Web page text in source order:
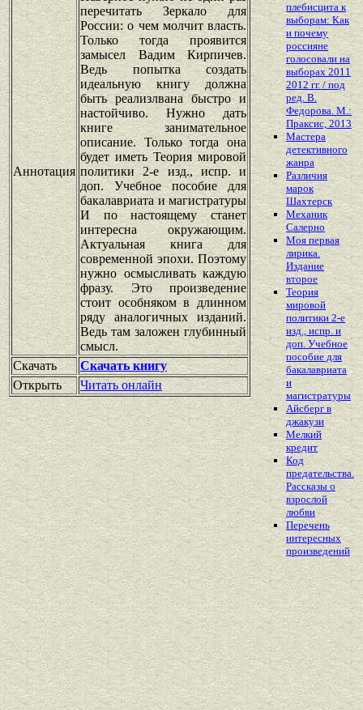
Аннотация
перечитать Зеркало для
России: о чем молчит власть.
Только тогда проявится
замысел Вадим Кирпичев.
Ведь попытка создать
идеальную книгу должна
быть реализлвана быстро и
настойчиво. Нужно дать
книге занимательное
описание. Только тогда она
будет иметь Теория мировой
политики 2-е изд., испр. и
доп. Учебное пособие для
бакалавриата и магистратуры
И по настоящему станет
интересна окружающим.
Актуальная книга для
современной эпохи. Поэтому
нужно осмысливать каждую
фразу. Это произведение
стоит особняком в длинном
ряду аналогичных изданий.
Ведь там заложен глубинный
смысл.
Скачать
Скачать книгу
Открыть
Читать онлайн
плебисцита к
выборам: Как
и почему
россияне
голосовали на
выборах 2011
2012 гг. / под
ред. В.
Федорова. М.:
Праксис, 2013
Мастера
детективного
жанра
Различия
марок
Шахтерск
Механик
Салерно
Моя первая
лирика.
Издание
второе
Теория
мировой
политики 2-е
изд., испр. и
доп. Учебное
пособие для
бакалавриата
и
магистратуры
Айсберг в
джакузи
Мелкий
кредит
Код
предательства.
Рассказы о
взрослой
любви
Перечень
интересных
произведений